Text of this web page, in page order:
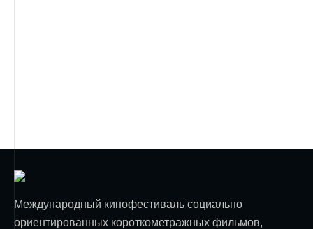
Международный кинофестиваль социально
ориентированных короткометражных фильмов,